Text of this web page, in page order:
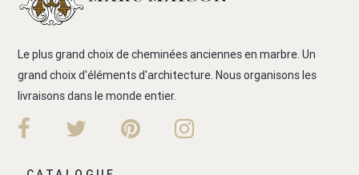
Le plus grand choix de cheminées anciennes en marbre. Un
grand choix d'éléments d'architecture. Nous organisons les
livraisons dans le monde entier.